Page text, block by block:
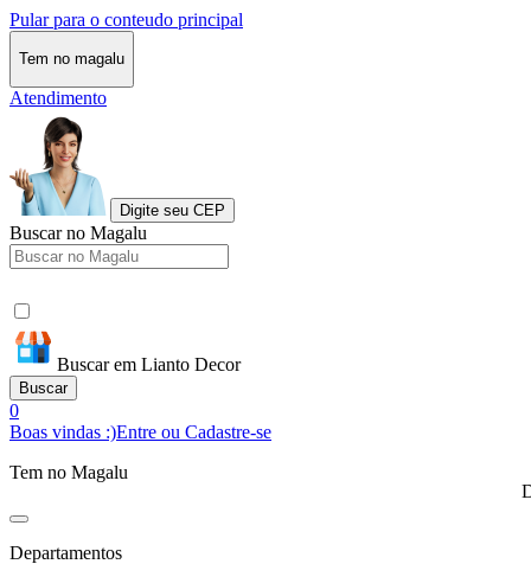
Pular para o conteudo principal
Tem no magalu
Atendimento
Digite seu CEP
Buscar no Magalu
Buscar em Lianto Decor
Buscar
0
Boas vindas :)Entre ou Cadastre-se
Tem no Magalu
Departamentos